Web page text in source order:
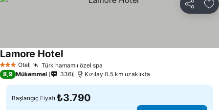
Paylaş
3 YıldızOtel Türk hamamlı özel spa
Lamore Hotel
8,9 Mükemmel 336 Kızılay 0.5 km uzaklıkta
Başlangıç Fiyatı ₺3.790